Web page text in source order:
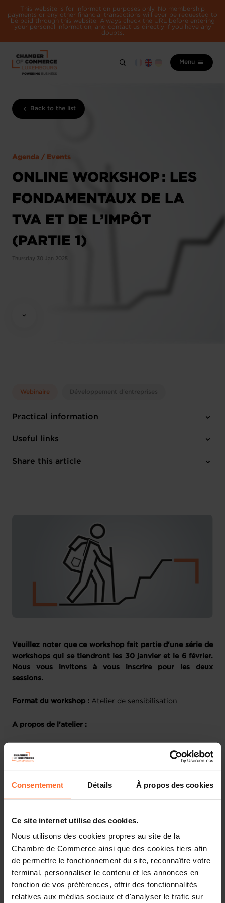
Consentement Détails À propos des cookies
Ce site internet utilise des cookies.
Nous utilisons des cookies propres au site de la
Chambre de Commerce ainsi que des cookies tiers afin
de permettre le fonctionnement du site, reconnaître votre
terminal, personnaliser le contenu et les annonces en
fonction de vos préférences, offrir des fonctionnalités
relatives aux médias sociaux et d'analyser le trafic sur
This website is for information purposes only. No membership
payments or any other financial transactions will ever be requested to
be paid through this website. Always check the URL before entering
your personal information, and contact us directly if you have any
doubts.
Menu
Back to the list
Agenda / Events
ONLINE WORKSHOP : LES
FONDAMENTAUX DE LA
TVA ET DE L’IMPÔT
(PARTIE 1)
Thursday 30 Jan 2025
Webinaire Développement d'entreprises
Practical information
Thursday 30 Jan 2025
Online
Useful links
Register here
Share this article
Veuillez noter que ce workshop fait partie d'une série de
workshops qui se tiendront les 30 janvier et le 6 février.
Nous vous invitons à vous inscrire pour les deux
sessions.
Format du workshop : Atelier de sensibilisation
A propos de l’atelier :
les différents aspects fiscaux liés au statut d’indépendant
ou de dirigeant d’entreprise. Il s’agira également d’avoir
une vue globale des deux statuts afin de pouvoir aider
Les différentes sociétés
Les principaux types d’impôts sur les sociétés (IRC,
ICC IF, TVA)
Les différents types d’assujettis